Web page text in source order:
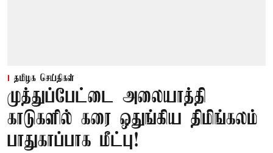
தமிழக செய்திகள்
முத்துப்பேட்டை அலையாத்தி
காடுகளில் கரை ஒதுங்கிய திமிங்கலம்
பாதுகாப்பாக மீட்பு!